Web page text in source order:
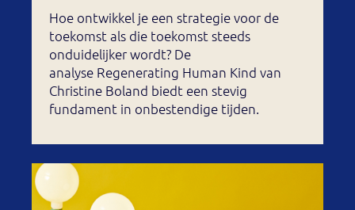
Hoe ontwikkel je een strategie voor de
toekomst als die toekomst steeds
onduidelijker wordt? De
analyse Regenerating Human Kind van
Christine Boland biedt een stevig
fundament in onbestendige tijden.